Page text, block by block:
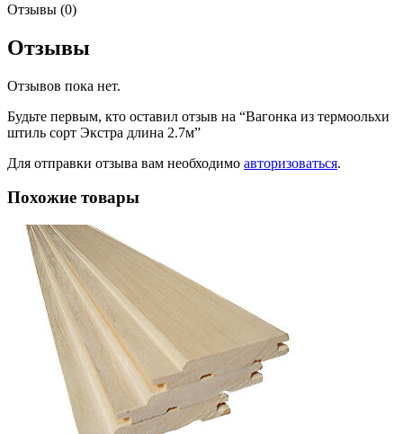
Отзывы (0)
Отзывы
Отзывов пока нет.
Будьте первым, кто оставил отзыв на “Вагонка из термоольхи
штиль сорт Экстра длина 2.7м”
Для отправки отзыва вам необходимо авторизоваться.
Похожие товары